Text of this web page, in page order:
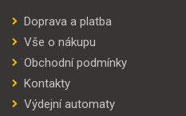
Doprava a platba
Vše o nákupu
Obchodní podmínky
Kontakty
Výdejní automaty